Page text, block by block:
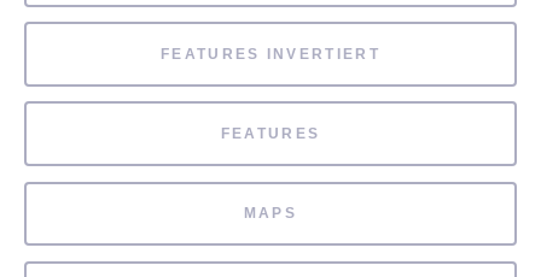
FEATURES INVERTIERT
FEATURES
MAPS